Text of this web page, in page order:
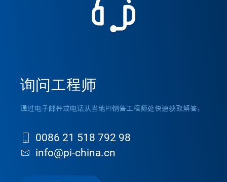
询问工程师
通过电子邮件或电话从当地PI销售工程师处快速获取解答。
0086 21 518 792 98
info@pi-china.cn